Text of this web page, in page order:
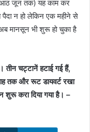
जून तक) यह काम कर
पैदा न हो लेकिन एक महीने से
मानसून भी शुरू हो चुका है
तीन चट्टानें हटाई गई हैं,
तक और रूट डायवर्ट रखा
शुरू करा दिया गया है। –